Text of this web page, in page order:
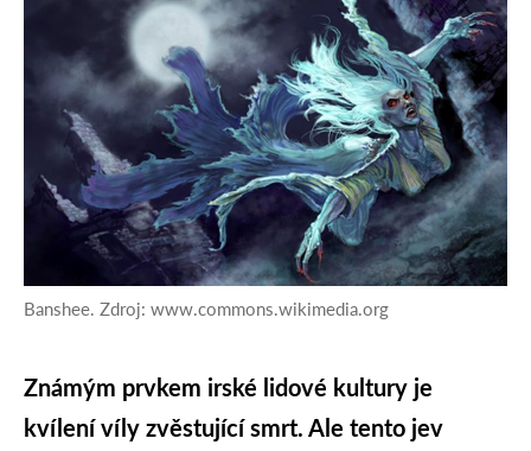
Banshee. Zdroj: www.commons.wikimedia.org
Známým prvkem irské lidové kultury je
kvílení víly zvěstující smrt. Ale tento jev